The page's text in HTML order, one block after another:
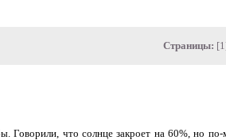
Страницы:
Говорили, что солнце закроет на 60%, но по-